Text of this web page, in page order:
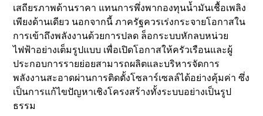
เสถียรภาพด้านราคา แทนการพึ่งพากองทุนน้ำมันเชื้อเพลิง
เพียงด้านเดียว นอกจากนี้ ภาครัฐควรเร่งกระจายโอกาสใน
การเข้าถึงพลังงานด้วยการปลด ล็อกระบบหักลบหน่วย
ไฟฟ้าอย่างเต็มรูปแบบ เพื่อเปิดโอกาสให้ครัวเรือนและผู้
ประกอบการรายย่อยสามารถผลิตและบริหารจัดการ
พลังงานสะอาดผ่านการติดตั้งโซลาร์เซลล์ได้อย่างคุ้มค่า ซึ่ง
เป็นการแก้ไขปัญหาเชิงโครงสร้างทั้งระบบอย่างเป็นรูป
ธรรม